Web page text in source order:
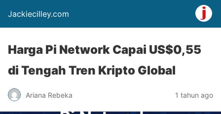
Jackiecilley.com
Harga Pi Network Capai US$0,55
di Tengah Tren Kripto Global
Ariana Rebeka 1 tahun ago